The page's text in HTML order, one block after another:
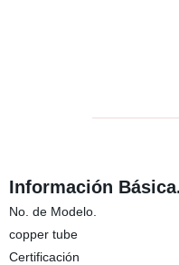
Información
No. de Modelo.
copper tube
Certificación